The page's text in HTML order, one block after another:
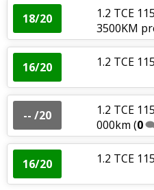
18/20
1.2 TCE
3500KM
16/20 1.2 TCE
-- /20
1.2 TCE
000km (0
16/20 1.2 TCE